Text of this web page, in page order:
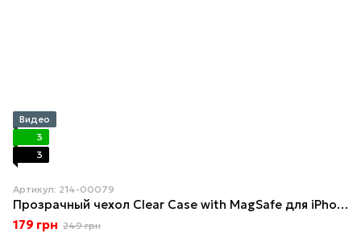
Видео
3
3
Артикул: 214-00079
Прозрачный чехол Clear Case with MagSafe для iPhone 13 Pro Max
179 грн 249 грн